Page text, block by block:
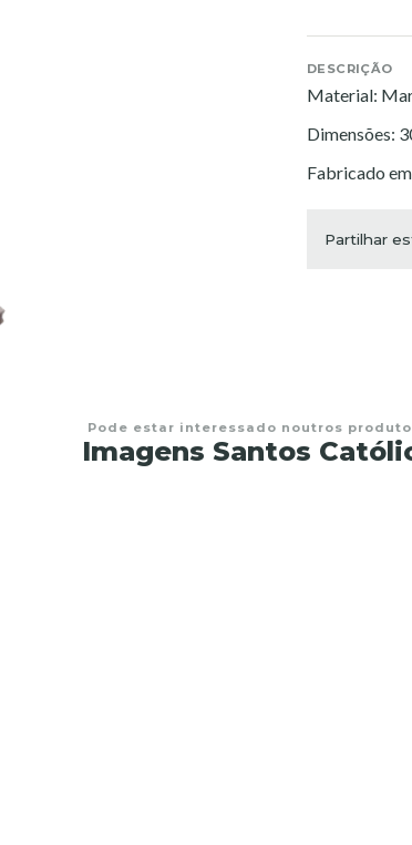
DESCRIÇÃO
Material:
Dimensões:
Fabricado
Partilhar
Pode estar interessado noutros
Imagens Santos